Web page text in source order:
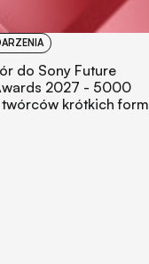
do Sony Future
2027 - 5000
krótkich form